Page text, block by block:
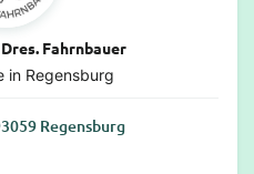
Fahrnbauer
in Regensburg
Regensburg